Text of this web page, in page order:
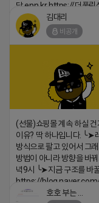
담.enn.kr https://더풀림
2026-04-18 17:26
김대리
비공개
(선물)쇼핑몰 계속 하실
이유? 딱 하나입니다. ╰➤
방식으로 팔고 있어서 그
방법이 아니라 방향을 바
녁9시 ╰➤지금 구조를 바꿀
https://
2026-04-18 17:15